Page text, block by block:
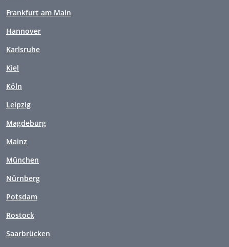
Frankfurt am Main
Hannover
Karlsruhe
Kiel
Köln
Leipzig
Magdeburg
Mainz
München
Nürnberg
Potsdam
Rostock
Saarbrücken